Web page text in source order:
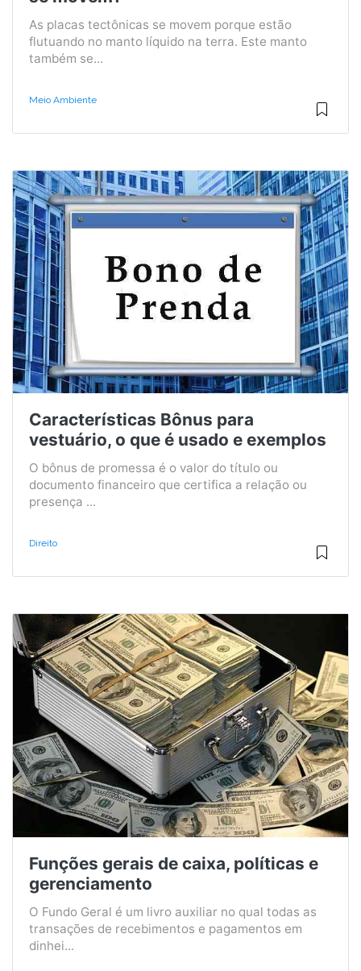
As placas tectônicas se movem porque estão
flutuando no manto líquido na terra. Este manto
também se...
Meio Ambiente
Características Bônus para
vestuário, o que é usado e exemplos
O bônus de promessa é o valor do título ou
documento financeiro que certifica a relação ou
presença ...
Direito
Funções gerais de caixa, políticas e
gerenciamento
O Fundo Geral é um livro auxiliar no qual todas as
transações de recebimentos e pagamentos em
dinhei...